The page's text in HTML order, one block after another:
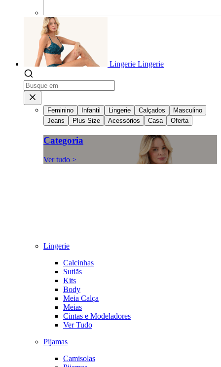
Lingerie Lingerie
Feminino Infantil Lingerie Calçados
Masculino
Jeans
Plus Size Acessórios Casa Oferta
Categoria
Ver tudo >
Lingerie
Calcinhas
Sutiãs
Kits
Body
Meia Calça
Meias
Cintas e Modeladores
Ver Tudo
Pijamas
Camisolas